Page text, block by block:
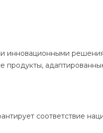
инновационными
продукты,
соответствие